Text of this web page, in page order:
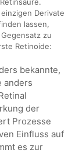
Derivate
lassen,
zu
Retinoide:
bekannte,
anders
der
Prozesse
Einfluss auf
es zur